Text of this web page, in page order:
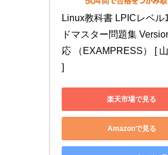
Linux教科書 LPICレベル
ドマスター問題集
応 （EXAMPRESS） [
]
楽天市場で見る
Amazonで見る